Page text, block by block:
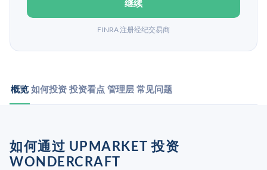
继续
FINRA 注册经纪交易商
概览 如何投资 投资看点 管理层 常见问题
如何通过 UPMARKET 投资
WONDERCRAFT